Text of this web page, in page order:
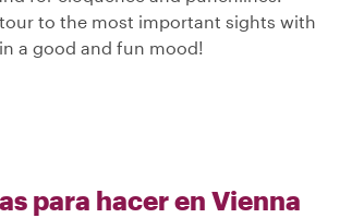
to the most important sights with
a good and fun mood!
para hacer en Vienna